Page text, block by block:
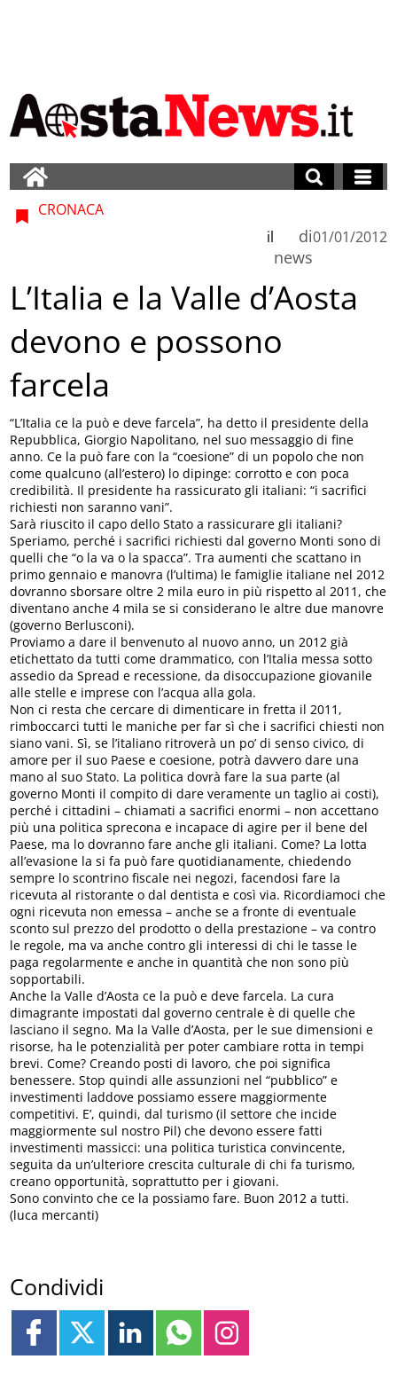
CRONACA
di
news
il 01/01/2012
L’Italia e la Valle d’Aosta
devono e possono
farcela
“L’Italia ce la può e deve farcela”, ha detto il presidente della
Repubblica, Giorgio Napolitano, nel suo messaggio di fine
anno. Ce la può fare con la “coesione” di un popolo che non
come qualcuno (all’estero) lo dipinge: corrotto e con poca
credibilità. Il presidente ha rassicurato gli italiani: “i sacrifici
richiesti non saranno vani”.
Sarà riuscito il capo dello Stato a rassicurare gli italiani?
Speriamo, perché i sacrifici richiesti dal governo Monti sono di
quelli che “o la va o la spacca”. Tra aumenti che scattano in
primo gennaio e manovra (l’ultima) le famiglie italiane nel 2012
dovranno sborsare oltre 2 mila euro in più rispetto al 2011, che
diventano anche 4 mila se si considerano le altre due manovre
(governo Berlusconi).
Proviamo a dare il benvenuto al nuovo anno, un 2012 già
etichettato da tutti come drammatico, con l’Italia messa sotto
assedio da Spread e recessione, da disoccupazione giovanile
alle stelle e imprese con l’acqua alla gola.
Non ci resta che cercare di dimenticare in fretta il 2011,
rimboccarci tutti le maniche per far sì che i sacrifici chiesti non
siano vani. Sì, se l’italiano ritroverà un po’ di senso civico, di
amore per il suo Paese e coesione, potrà davvero dare una
mano al suo Stato. La politica dovrà fare la sua parte (al
governo Monti il compito di dare veramente un taglio ai costi),
perché i cittadini – chiamati a sacrifici enormi – non accettano
più una politica sprecona e incapace di agire per il bene del
Paese, ma lo dovranno fare anche gli italiani. Come? La lotta
all’evasione la si fa può fare quotidianamente, chiedendo
sempre lo scontrino fiscale nei negozi, facendosi fare la
ricevuta al ristorante o dal dentista e così via. Ricordiamoci che
ogni ricevuta non emessa – anche se a fronte di eventuale
sconto sul prezzo del prodotto o della prestazione – va contro
le regole, ma va anche contro gli interessi di chi le tasse le
paga regolarmente e anche in quantità che non sono più
sopportabili.
Anche la Valle d’Aosta ce la può e deve farcela. La cura
dimagrante impostati dal governo centrale è di quelle che
lasciano il segno. Ma la Valle d’Aosta, per le sue dimensioni e
risorse, ha le potenzialità per poter cambiare rotta in tempi
brevi. Come? Creando posti di lavoro, che poi significa
benessere. Stop quindi alle assunzioni nel “pubblico” e
investimenti laddove possiamo essere maggiormente
competitivi. E’, quindi, dal turismo (il settore che incide
maggiormente sul nostro Pil) che devono essere fatti
investimenti massicci: una politica turistica convincente,
seguita da un’ulteriore crescita culturale di chi fa turismo,
creano opportunità, soprattutto per i giovani.
Sono convinto che ce la possiamo fare. Buon 2012 a tutti.
(luca mercanti)
Condividi